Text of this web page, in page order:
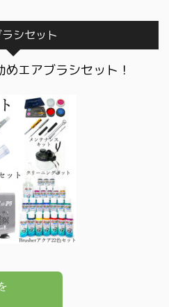
シセット
エアブラシセット！